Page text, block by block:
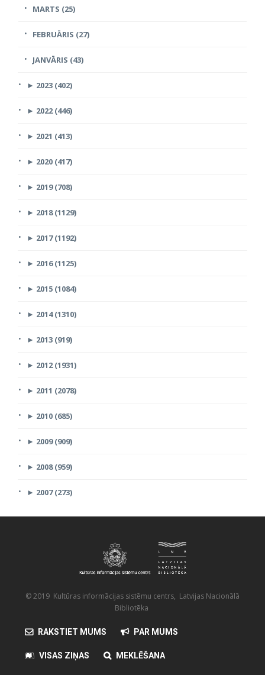
MARTS (25)
FEBRUĀRIS (27)
JANVĀRIS (43)
► 2023 (402)
► 2022 (446)
► 2021 (413)
► 2020 (417)
► 2019 (708)
► 2018 (1129)
► 2017 (1192)
► 2016 (1125)
► 2015 (1084)
► 2014 (1310)
► 2013 (919)
► 2012 (1931)
► 2011 (2078)
► 2010 (685)
► 2009 (909)
► 2008 (959)
► 2007 (273)
© 2019 Kultūras informācijas sistēmu centrs, Latvijas Nacionālā
Bibliotēka
RAKSTIET MUMS PAR MUMS
VISAS ZIŅAS MEKLĒŠANA